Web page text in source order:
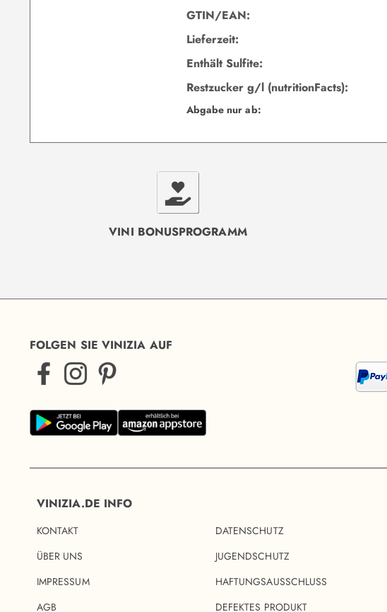
GTIN/EAN:
Lieferzeit:
Enthält Sulfite:
Restzucker g/l (nutritionFacts):
Abgabe nur ab:
VINI BONUSPROGRAMM
FOLGEN SIE VINIZIA AUF
VINIZIA.DE INFO
KONTAKT
ÜBER UNS
IMPRESSUM
AGB
DATENSCHUTZ
JUGENDSCHUTZ
HAFTUNGSAUSSCHLUSS
DEFEKTES PRODUKT